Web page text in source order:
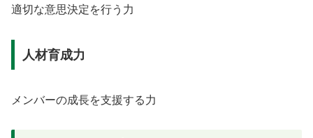
適切な意思決定を行う力
人材育成力
メンバーの成長を支援する力